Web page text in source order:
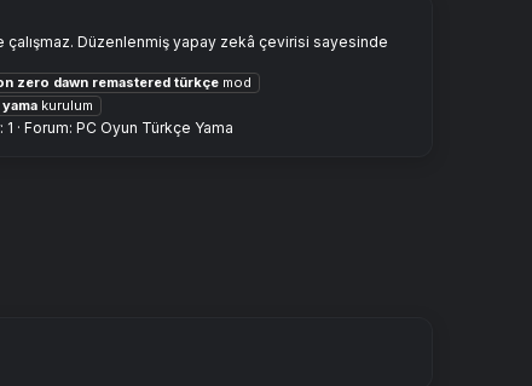
çalışmaz. Düzenlenmiş yapay zekâ çevirisi sayesinde
zero dawn remastered türkçe mod
yama kurulum
1 Forum: PC Oyun Türkçe Yama